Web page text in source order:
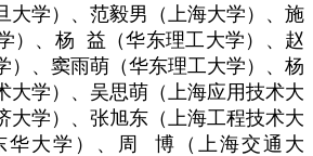
大学）、范毅男（上海大学）、施
）、杨 益（华东理工大学）、赵
）、窦雨萌（华东理工大学）、杨
大学）、吴思萌（上海应用技术大
大学）、张旭东（上海工程技术大
华大学）、周 博（上海交通大